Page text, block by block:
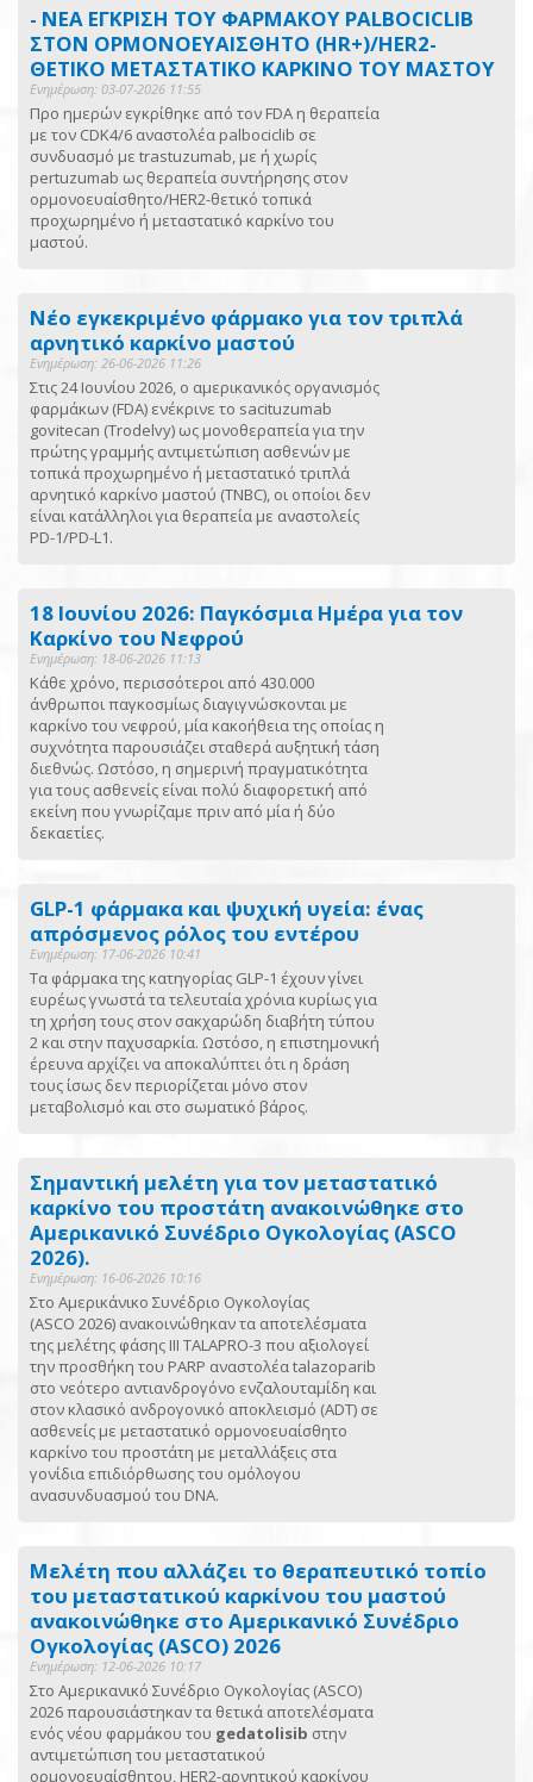
- ΝΕΑ ΕΓΚΡΙΣΗ ΤΟΥ ΦΑΡΜΑΚΟΥ PALBOCICLIB
ΣΤΟΝ ΟΡΜΟΝΟΕΥΑΙΣΘΗΤΟ (HR+)/HER2-
ΘΕΤΙΚΟ ΜΕΤΑΣΤΑΤΙΚΟ ΚΑΡΚΙΝΟ ΤΟΥ ΜΑΣΤΟΥ
Ενημέρωση: 03-07-2026 11:55
Προ ημερών εγκρίθηκε από τον FDA η θεραπεία
με τον CDK4/6 αναστολέα palbociclib σε
συνδυασμό με trastuzumab, με ή χωρίς
pertuzumab ως θεραπεία συντήρησης στον
ορμονοευαίσθητο/HER2-θετικό τοπικά
προχωρημένο ή μεταστατικό καρκίνο του
μαστού.
Νέο εγκεκριμένο φάρμακο για τον τριπλά
αρνητικό καρκίνο μαστού
Ενημέρωση: 26-06-2026 11:26
Στις 24 Ιουνίου 2026, ο αμερικανικός οργανισμός
φαρμάκων (FDA) ενέκρινε το sacituzumab
govitecan (Trodelvy) ως μονοθεραπεία για την
πρώτης γραμμής αντιμετώπιση ασθενών με
τοπικά προχωρημένο ή μεταστατικό τριπλά
αρνητικό καρκίνο μαστού (TNBC), οι οποίοι δεν
είναι κατάλληλοι για θεραπεία με αναστολείς
PD-1/PD-L1.
18 Ιουνίου 2026: Παγκόσμια Ημέρα για τον
Καρκίνο του Νεφρού
Ενημέρωση: 18-06-2026 11:13
Κάθε χρόνο, περισσότεροι από 430.000
άνθρωποι παγκοσμίως διαγιγνώσκονται με
καρκίνο του νεφρού, μία κακοήθεια της οποίας η
συχνότητα παρουσιάζει σταθερά αυξητική τάση
διεθνώς. Ωστόσο, η σημερινή πραγματικότητα
για τους ασθενείς είναι πολύ διαφορετική από
εκείνη που γνωρίζαμε πριν από μία ή δύο
δεκαετίες.
GLP-1 φάρμακα και ψυχική υγεία: ένας
απρόσμενος ρόλος του εντέρου
Ενημέρωση: 17-06-2026 10:41
Τα φάρμακα της κατηγορίας GLP-1 έχουν γίνει
ευρέως γνωστά τα τελευταία χρόνια κυρίως για
τη χρήση τους στον σακχαρώδη διαβήτη τύπου
2 και στην παχυσαρκία. Ωστόσο, η επιστημονική
έρευνα αρχίζει να αποκαλύπτει ότι η δράση
τους ίσως δεν περιορίζεται μόνο στον
μεταβολισμό και στο σωματικό βάρος.
Σημαντική μελέτη για τον μεταστατικό
καρκίνο του προστάτη ανακοινώθηκε στο
Αμερικανικό Συνέδριο Ογκολογίας (ASCO
2026).
Ενημέρωση: 16-06-2026 10:16
Στο Αμερικάνικο Συνέδριο Ογκολογίας
(ASCO 2026) ανακοινώθηκαν τα αποτελέσματα
της μελέτης φάσης III TALAPRO-3 που αξιολογεί
την προσθήκη του PARP αναστολέα talazoparib
στο νεότερο αντιανδρογόνο ενζαλουταμίδη και
στον κλασικό ανδρογονικό αποκλεισμό (ADT) σε
ασθενείς με μεταστατικό ορμονοευαίσθητο
καρκίνο του προστάτη με μεταλλάξεις στα
γονίδια επιδιόρθωσης του ομόλογου
ανασυνδυασμού του DNA.
Μελέτη που αλλάζει το θεραπευτικό τοπίο
του μεταστατικού καρκίνου του μαστού
ανακοινώθηκε στο Αμερικανικό Συνέδριο
Ογκολογίας (ASCO) 2026
Ενημέρωση: 12-06-2026 10:17
Στο Αμερικανικό Συνέδριο Ογκολογίας (ASCO)
2026 παρουσιάστηκαν τα θετικά αποτελέσματα
ενός νέου φαρμάκου του gedatolisib στην
αντιμετώπιση του μεταστατικού
ορμονοευαίσθητου, HER2-αρνητικού καρκίνου